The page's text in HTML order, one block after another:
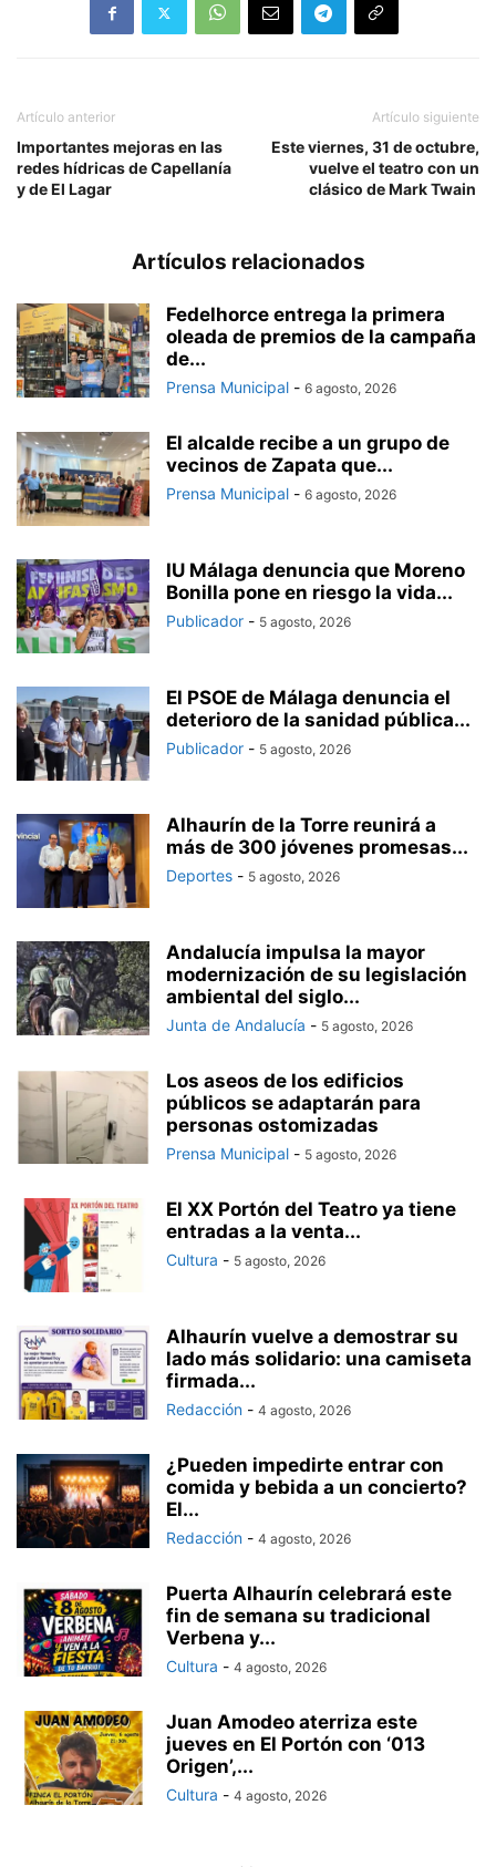
Artículo anterior
Importantes mejoras en las
redes hídricas de Capellanía
y de El Lagar
Artículo siguiente
Este viernes, 31 de octubre,
vuelve el teatro con un
clásico de Mark Twain
Artículos relacionados
Fedelhorce entrega la primera
oleada de premios de la campaña
de...
Prensa Municipal - 6 agosto, 2026
El alcalde recibe a un grupo de
vecinos de Zapata que...
Prensa Municipal - 6 agosto, 2026
IU Málaga denuncia que Moreno
Bonilla pone en riesgo la vida...
Publicador - 5 agosto, 2026
El PSOE de Málaga denuncia el
deterioro de la sanidad pública...
Publicador - 5 agosto, 2026
Alhaurín de la Torre reunirá a
más de 300 jóvenes promesas...
Deportes - 5 agosto, 2026
Andalucía impulsa la mayor
modernización de su legislación
ambiental del siglo...
Junta de Andalucía - 5 agosto, 2026
Los aseos de los edificios
públicos se adaptarán para
personas ostomizadas
Prensa Municipal - 5 agosto, 2026
El XX Portón del Teatro ya tiene
entradas a la venta...
Cultura - 5 agosto, 2026
Alhaurín vuelve a demostrar su
lado más solidario: una camiseta
firmada...
Redacción - 4 agosto, 2026
¿Pueden impedirte entrar con
comida y bebida a un concierto?
El...
Redacción - 4 agosto, 2026
Puerta Alhaurín celebrará este
fin de semana su tradicional
Verbena y...
Cultura - 4 agosto, 2026
Juan Amodeo aterriza este
jueves en El Portón con ‘013
Origen’,...
Cultura - 4 agosto, 2026